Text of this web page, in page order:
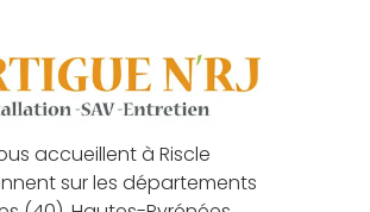
accueillent à Riscle
sur les départements